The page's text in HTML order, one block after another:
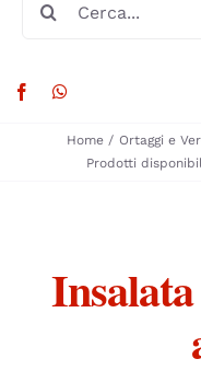
CONTATTI
Home Ortaggi e
Prodotti